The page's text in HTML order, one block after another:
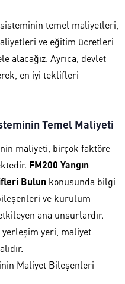
sisteminin temel maliyetleri,
ve eğitim ücretleri
alacağız. Ayrıca, devlet
en iyi teklifleri
Temel Maliyeti
maliyeti, birçok faktöre
FM200 Yangın
Bulun konusunda bilgi
ve kurulum
ana unsurlardır.
yeri, maliyet
Maliyet Bileşenleri